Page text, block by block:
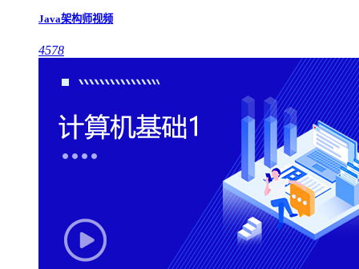
Java架构师视频
4578